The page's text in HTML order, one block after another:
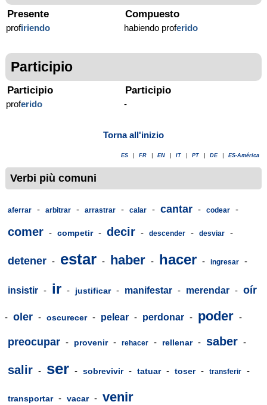
Presente
profiriendo
Compuesto
habiendo proferido
Participio
Participio
proferido
Participio
-
Torna all'inizio
ES FR EN IT PT DE ES-América
Verbi più comuni
aferrar - arbitrar - arrastrar - calar - cantar - codear -
comer - competir - decir - descender - desviar -
detener - estar - haber - hacer - ingresar -
insistir - ir - justificar - manifestar - merendar - oír
- oler - oscurecer - pelear - perdonar - poder -
preocupar - provenir - rehacer - rellenar - saber -
salir - ser - sobrevivir - tatuar - toser - transferir -
transportar - vacar - venir